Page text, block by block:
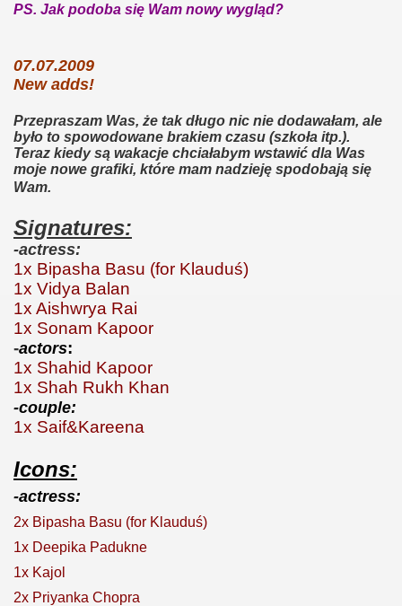
PS. Jak podoba się Wam nowy wygląd?
07.07.2009
New adds!
Przepraszam Was, że tak długo nic nie dodawałam, ale
było to spowodowane brakiem czasu (szkoła itp.).
Teraz kiedy są wakacje chciałabym wstawić dla Was
moje nowe grafiki, które mam nadzieję spodobają się
Wam.
Signatures:
-actress:
1x Bipasha Basu (for Klauduś)
1x Vidya Balan
1x Aishwrya Rai
1x Sonam Kapoor
-actors:
1x Shahid Kapoor
1x Shah Rukh Khan
-couple:
1x Saif&Kareena
Icons:
-actress:
2x Bipasha Basu (for Klauduś)
1x Deepika Padukne
1x Kajol
2x Priyanka Chopra